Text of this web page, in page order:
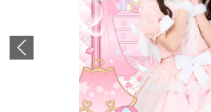
Previous